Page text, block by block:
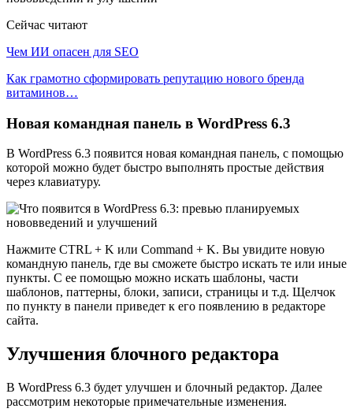
Сейчас читают
Чем ИИ опасен для SEO
Как грамотно сформировать репутацию нового бренда
витаминов…
Новая командная панель в WordPress 6.3
В WordPress 6.3 появится новая командная панель, с помощью
которой можно будет быстро выполнять простые действия
через клавиатуру.
Нажмите CTRL + K или Command + K. Вы увидите новую
командную панель, где вы сможете быстро искать те или иные
пункты. С ее помощью можно искать шаблоны, части
шаблонов, паттерны, блоки, записи, страницы и т.д. Щелчок
по пункту в панели приведет к его появлению в редакторе
сайта.
Улучшения блочного редактора
В WordPress 6.3 будет улучшен и блочный редактор. Далее
рассмотрим некоторые примечательные изменения.